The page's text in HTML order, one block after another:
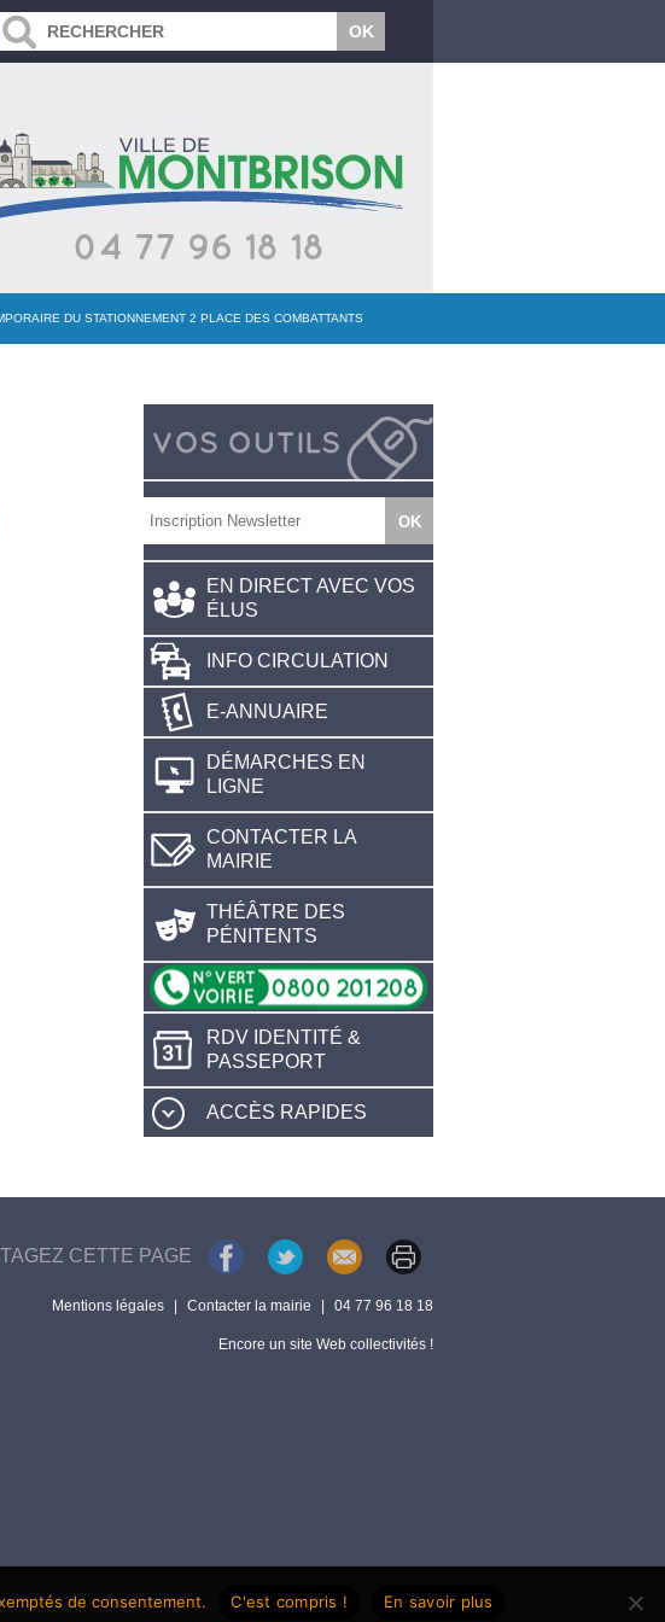
DU STATIONNEMENT 2 PLACE DES COMBATTANTS
EN DIRECT AVEC VOS
ÉLUS
INFO CIRCULATION
E-ANNUAIRE
DÉMARCHES EN
LIGNE
CONTACTER LA
MAIRIE
THÉÂTRE DES
PÉNITENTS
RDV IDENTITÉ &
PASSEPORT
ACCÈS RAPIDES
CETTE PAGE
Mentions légales Contacter la mairie 04 77 96 18 18
Encore un site Web collectivités !
de consentement. C'est compris ! En savoir plus